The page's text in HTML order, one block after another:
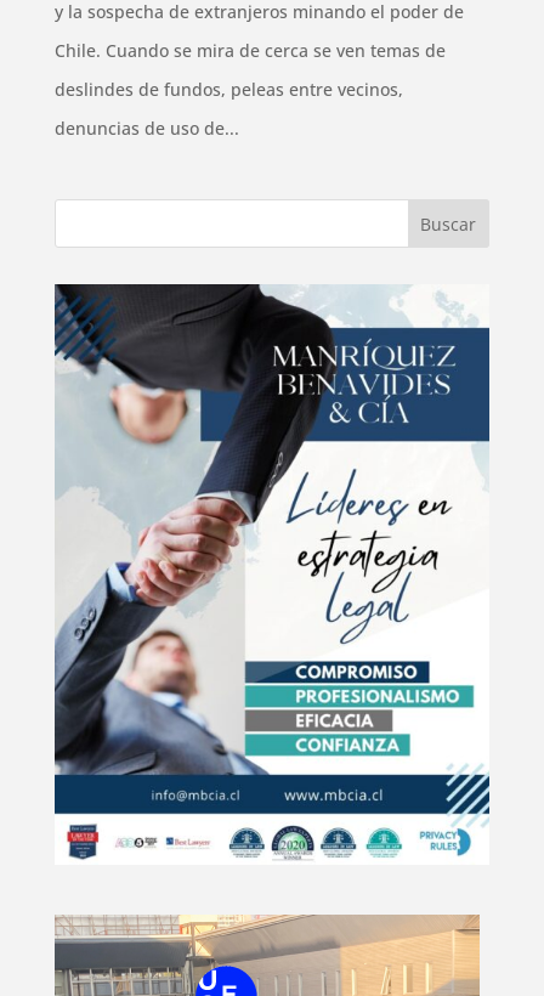
y la sospecha de extranjeros minando el poder de
Chile. Cuando se mira de cerca se ven temas de
deslindes de fundos, peleas entre vecinos,
denuncias de uso de...